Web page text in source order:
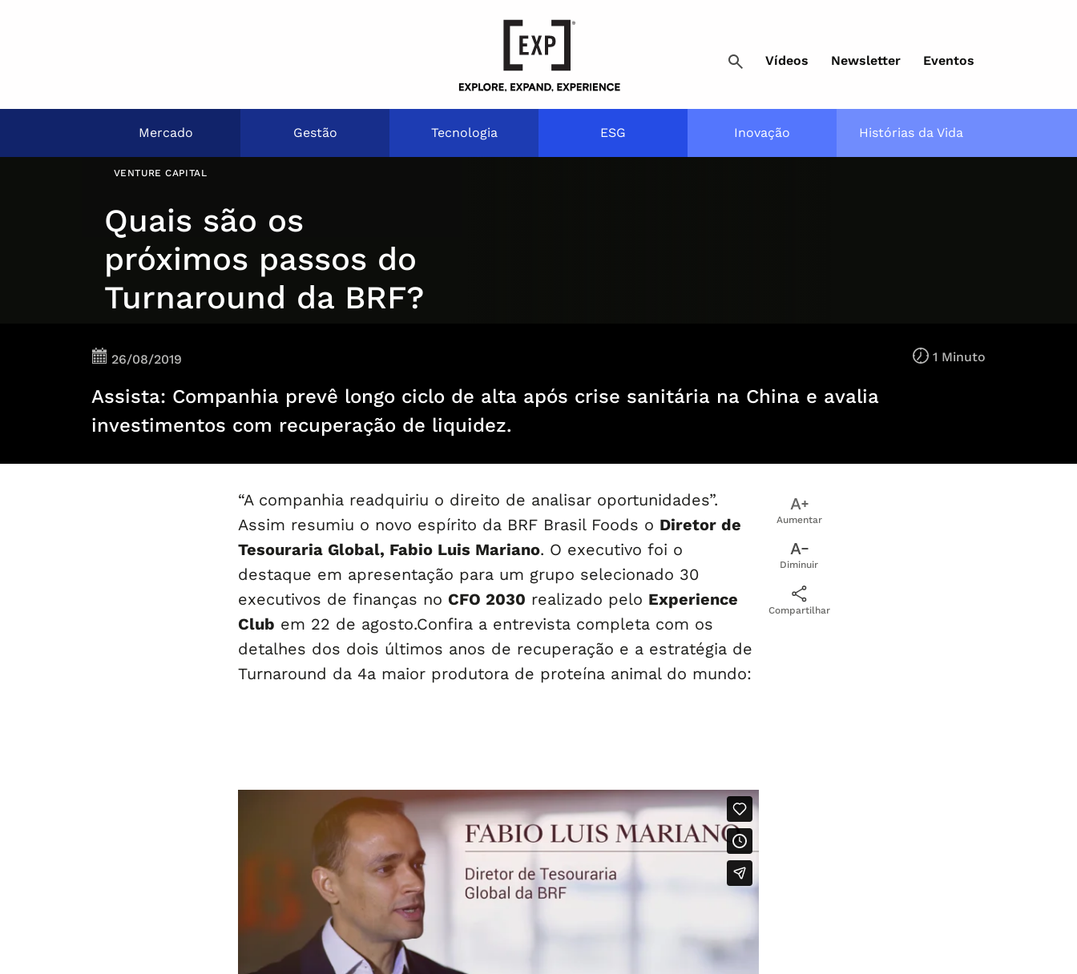
Vídeos Newsletter Eventos
Mercado Gestão Tecnologia ESG Inovação Histórias da Vida
VENTURE CAPITAL
Quais são os
próximos passos do
Turnaround da BRF?
26/08/2019 1 Minuto
Assista: Companhia prevê longo ciclo de alta após crise sanitária na China e avalia
investimentos com recuperação de liquidez.
“A companhia readquiriu o direito de analisar oportunidades”.
Assim resumiu o novo espírito da BRF Brasil Foods o Diretor de
Tesouraria Global, Fabio Luis Mariano. O executivo foi o
destaque em apresentação para um grupo selecionado 30
executivos de finanças no CFO 2030 realizado pelo Experience
Club em 22 de agosto.Confira a entrevista completa com os
detalhes dos dois últimos anos de recuperação e a estratégia de
Turnaround da 4a maior produtora de proteína animal do mundo:
Aumentar
Diminuir
Compartilhar